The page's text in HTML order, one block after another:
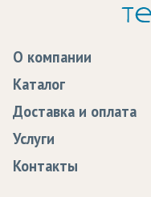
О компании
Статьи
Программа лояльности
Сертификаты качества
Каталог
Доставка и оплата
Доставка
Оплата
Услуги
Образцы
Контакты